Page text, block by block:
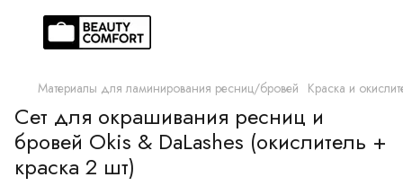
Материалы для ламинирования ресниц/бровей Краска и
Сет для окрашивания ресниц и
бровей Okis & DaLashes (окислитель +
краска 2 шт)